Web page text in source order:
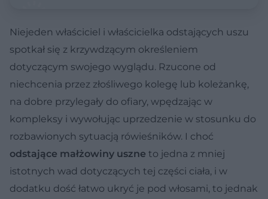
Niejeden właściciel i właścicielka odstających uszu
spotkał się z krzywdzącym określeniem
dotyczącym swojego wyglądu. Rzucone od
niechcenia przez złośliwego kolegę lub koleżankę,
na dobre przylegały do ofiary, wpędzając w
kompleksy i wywołując uprzedzenie w stosunku do
rozbawionych sytuacją rówieśników. I choć
odstające małżowiny uszne to jedna z mniej
istotnych wad dotyczących tej części ciała, i w
dodatku dość łatwo ukryć je pod włosami, to jednak